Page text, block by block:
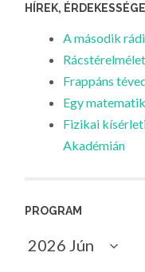
HÍREK,
A második
Frappáns
Egy
Fizikai
Akadémián
PROGRAM